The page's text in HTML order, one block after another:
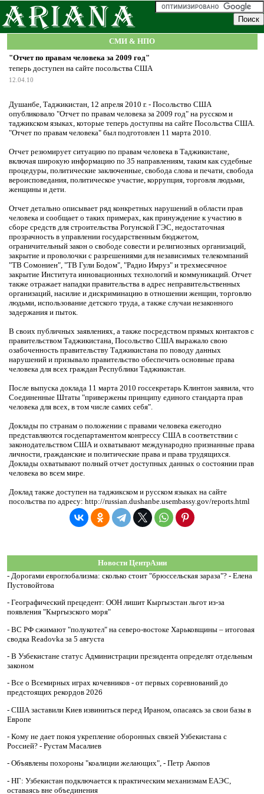
СМИ & НПО
"Отчет по правам человека за 2009 год"
теперь доступен на сайте посольства США
12.04.10
Душанбе, Таджикистан, 12 апреля 2010 г. - Посольство США
опубликовало "Отчет по правам человека за 2009 год" на русском и
таджикском языках, которые теперь доступны на сайте Посольства США.
"Отчет по правам человека" был подготовлен 11 марта 2010.
Отчет резюмирует ситуацию по правам человека в Таджикистане,
включая широкую информацию по 35 направлениям, таким как судебные
процедуры, политические заключенные, свобода слова и печати, свобода
вероисповедания, политическое участие, коррупция, торговля людьми,
женщины и дети.
Отчет детально описывает ряд конкретных нарушений в области прав
человека и сообщает о таких примерах, как принуждение к участию в
сборе средств для строительства Рогунской ГЭС, недостаточная
прозрачность в управлении государственным бюджетом,
ограничительный закон о свободе совести и религиозных организаций,
закрытие и проволочки с разрешениями для независимых телекомпаний
"ТВ Сомониен", "ТВ Гули Бодом", "Радио Имруз" и трехмесячное
закрытие Института инновационных технологий и коммуникаций. Отчет
также отражает нападки правительства в адрес неправительственных
организаций, насилие и дискриминацию в отношении женщин, торговлю
людьми, использование детского труда, а также случаи незаконного
задержания и пыток.
В своих публичных заявлениях, а также посредством прямых контактов с
правительством Таджикистана, Посольство США выражало свою
озабоченность правительству Таджикистана по поводу данных
нарушений и призывало правительство обеспечить основные права
человека для всех граждан Республики Таджикистан.
После выпуска доклада 11 марта 2010 госсекретарь Клинтон заявила, что
Соединенные Штаты "привержены принципу единого стандарта прав
человека для всех, в том числе самих себя".
Доклады по странам о положении с правами человека ежегодно
представляются госдепартаментом конгрессу США в соответствии с
законодательством США и охватывают международно признанные права
личности, гражданские и политические права и права трудящихся.
Доклады охватывают полный отчет доступных данных о состоянии прав
человека во всем мире.
Доклад также доступен на таджикском и русском языках на сайте
посольства по адресу: http://russian.dushanbe.usembassy.gov/reports.html
Новости ЦентрАзии
- Дорогами евроглобализма: сколько стоит "брюссельская зараза"? - Елена
Пустовойтова
- Географический прецедент: ООН лишит Кыргызстан льгот из-за
появления "Кыргызского моря"
- ВС РФ сжимают "полукотел" на северо-востоке Харьковщины – итоговая
сводка Readovka за 5 августа
- В Узбекистане статус Администрации президента определят отдельным
законом
- Все о Всемирных играх кочевников - от первых соревнований до
предстоящих рекордов 2026
- США заставили Киев извиниться перед Ираном, опасаясь за свои базы в
Европе
- Кому не дает покоя укрепление оборонных связей Узбекистана с
Россией? - Рустам Масалиев
- Объявлены похороны "коалиции желающих", - Петр Акопов
- НГ: Узбекистан подключается к практическим механизмам ЕАЭС,
оставаясь вне объединения